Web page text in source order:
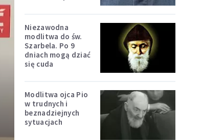
Niezawodna
modlitwa do św.
Szarbela. Po 9
dniach mogą dziać
się cuda
Modlitwa ojca Pio
w trudnych i
beznadziejnych
sytuacjach